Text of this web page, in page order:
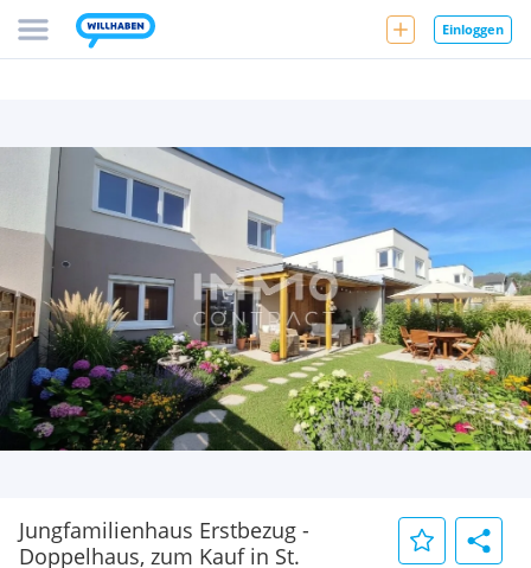
Einloggen
Jungfamilienhaus Erstbezug -
Doppelhaus, zum Kauf in St.